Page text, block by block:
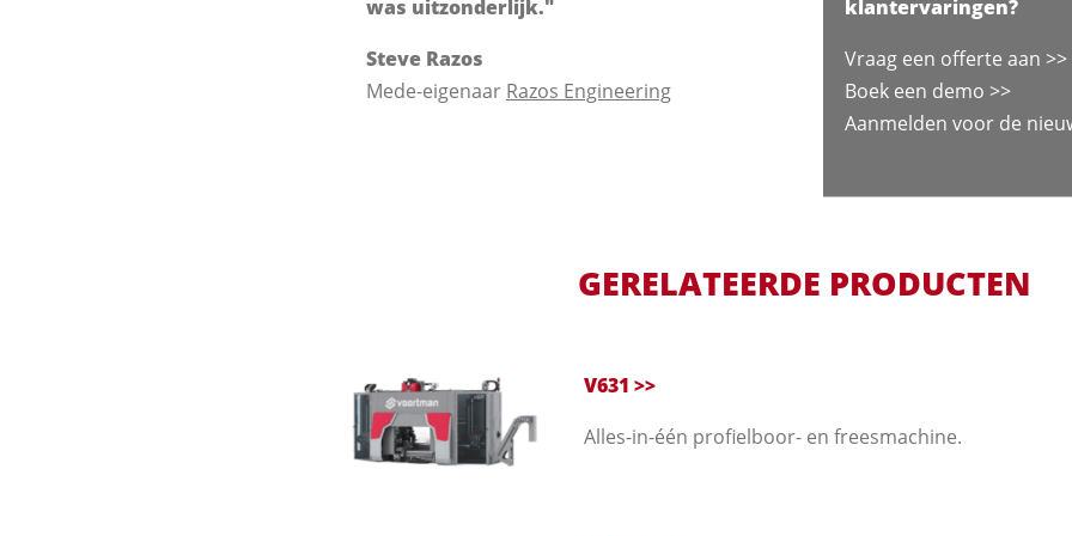
was uitzonderlijk."
Steve Razos
Mede-eigenaar Razos Engineering
klantervaringen?
Vraag een offerte aan >>
Boek een demo >>
Aanmelden voor de
GERELATEERDE PRODUCTEN
V631 >>
Alles-in-één profielboor- en freesmachine.